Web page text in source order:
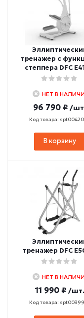
тренажер c
степпера DFC
НЕТ В
96 790 ₽ /
Код товара:
В корзину
тренажер DFC
НЕТ В
11 990 ₽ /шт.
Код товара: